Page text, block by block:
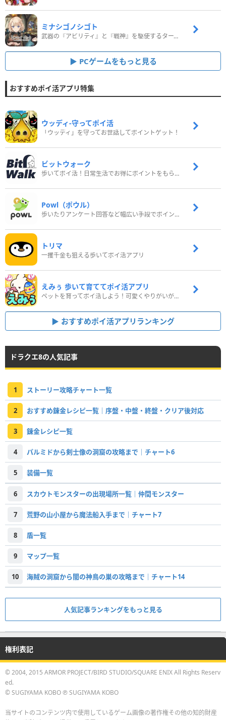
ミナシゴノシゴト
武器の『アビリティ』と『戦神』を駆使するターン制コマンドバトルRPG！
PCゲームをもっと見る
おすすめポイ活アプリ特集
ウッディ‐守ってポイ活
「ウッディ」を守ってお世話してポイントゲット！
ビットウォーク
歩いてポイ活！日常生活でお得にポイントをもらおう
Powl（ポウル）
歩いたりアンケート回答など幅広い手段でポイントをゲット
トリマ
一攫千金も狙える歩いてポイ活アプリ
えみぅ 歩いて育ててポイ活アプリ
ペットを育ってポイ活しよう！可愛くやりがいがある新感覚アプリ
おすすめポイ活アプリランキング
ドラクエ8の人気記事
1 ストーリー攻略チャート一覧
2 おすすめ錬金レシピ一覧｜序盤・中盤・終盤・クリア後対応
3 錬金レシピ一覧
4 パルミドから剣士像の洞窟の攻略まで｜チャート6
5 装備一覧
6 スカウトモンスターの出現場所一覧｜仲間モンスター
7 荒野の山小屋から魔法船入手まで｜チャート7
8 盾一覧
9 マップ一覧
10 海賊の洞窟から闇の神鳥の巣の攻略まで｜チャート14
人気記事ランキングをもっと見る
権利表記
© 2004, 2015 ARMOR PROJECT/BIRD STUDIO/SQUARE ENIX All Rights Reserv
ed.
© SUGIYAMA KOBO ℗ SUGIYAMA KOBO
当サイトのコンテンツ内で使用しているゲーム画像の著作権その他の知的財産